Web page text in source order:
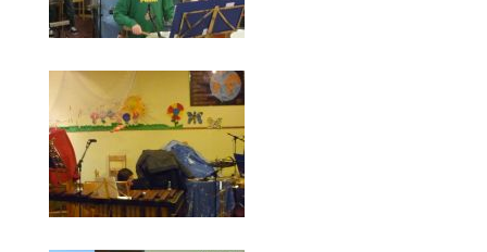
CD-Aufnahme 2013
Ferienfahrt 2013
Monheim 2009
Ferienfahrt 2008
Konzert 2005